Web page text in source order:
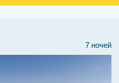
7 ночей